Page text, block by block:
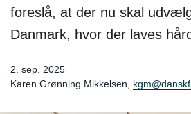
foreslå, at der nu skal
Danmark, hvor der laves
2. sep. 2025
Karen Grønning Mikkelsen,